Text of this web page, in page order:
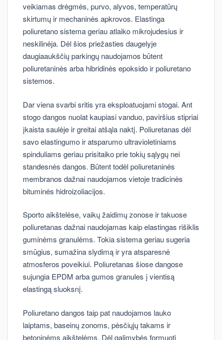
veikiamas drėgmės, purvo, alyvos, temperatūrų
skirtumų ir mechaninės apkrovos. Elastinga
poliuretano sistema geriau atlaiko mikrojudesius ir
neskilinėja. Dėl šios priežasties daugelyje
daugiaaukščių parkingų naudojamos būtent
poliuretaninės arba hibridinės epoksido ir poliuretano
sistemos.
Dar viena svarbi sritis yra eksploatuojami stogai. Ant
stogo dangos nuolat kaupiasi vanduo, paviršius stipriai
įkaista saulėje ir greitai atšąla naktį. Poliuretanas dėl
savo elastingumo ir atsparumo ultravioletiniams
spinduliams geriau prisitaiko prie tokių sąlygų nei
standesnės dangos. Būtent todėl poliuretaninės
membranos dažnai naudojamos vietoje tradicinės
bituminės hidroizoliacijos.
Sporto aikštelėse, vaikų žaidimų zonose ir takuose
poliuretanas dažnai naudojamas kaip elastingas rišiklis
guminėms granulėms. Tokia sistema geriau sugeria
smūgius, sumažina slydimą ir yra atsparesnė
atmosferos poveikiui. Poliuretanas šiose dangose
sujungia EPDM arba gumos granules į vientisą
elastingą sluoksnį.
Poliuretano dangos taip pat naudojamos lauko
laiptams, baseinų zonoms, pėsčiųjų takams ir
betoninėms aikštelėms. Dėl galimybės formuoti